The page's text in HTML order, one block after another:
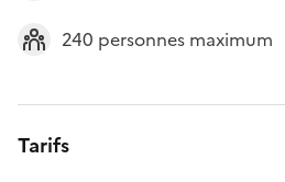
240 personnes maximum
Tarifs